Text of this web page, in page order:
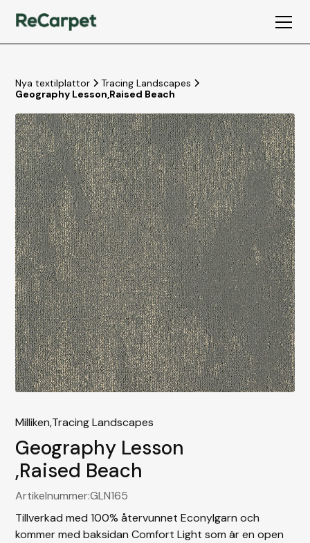
Nya textilplattor
Tracing Landscapes
Geography Lesson,Raised Beach
Milliken,Tracing Landscapes
Geography Lesson
,Raised Beach
Artikelnummer:GLN165
Tillverkad med 100% återvunnet Econylgarn och
kommer med baksidan Comfort Light som är en open